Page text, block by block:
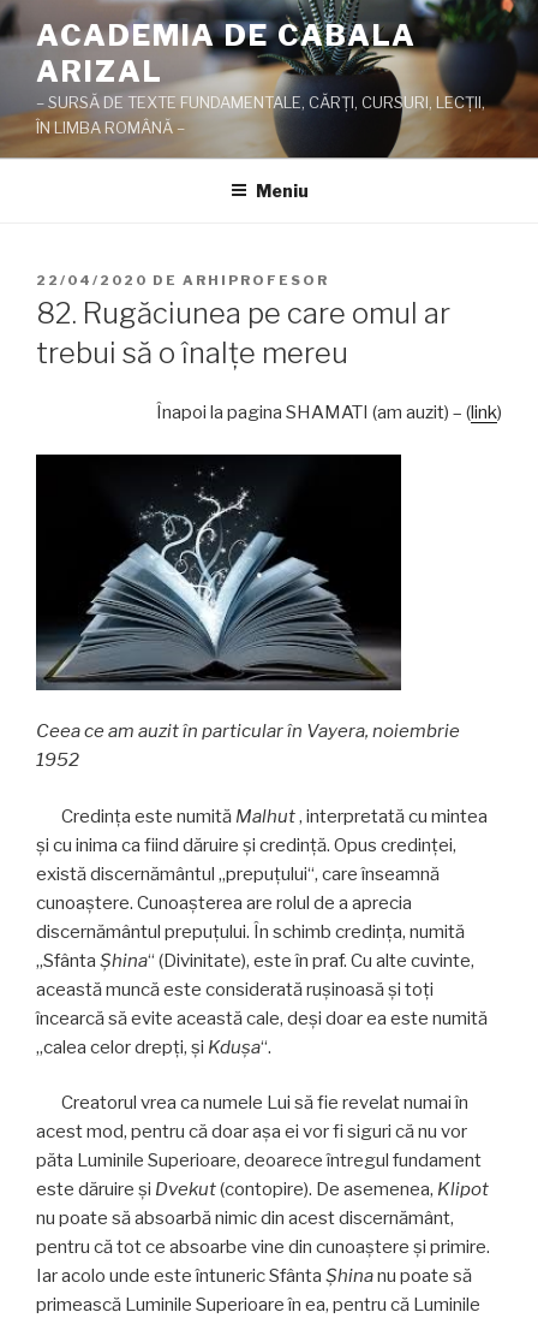
Sari
la
conținut
ACADEMIA DE CABALA
ARIZAL
– SURSĂ DE TEXTE FUNDAMENTALE, CĂRŢI, CURSURI, LECŢII,
ÎN LIMBA ROMÂNĂ –
Meniu
PUBLICAT
PE
22/04/2020 DE ARHIPROFESOR
82. Rugăciunea pe care omul ar
trebui să o înalţe mereu
Înapoi la pagina SHAMATI (am auzit) – (link)
Ceea ce am auzit în particular în Vayera, noiembrie
1952
Credinţa este numită Malhut, interpretată cu mintea
şi cu inima ca fiind dăruire şi credinţă. Opus credinţei,
există discernământul „prepuţului“, care înseamnă
cunoaştere. Cunoaşterea are rolul de a aprecia
discernământul prepuţului. În schimb credinţa, numită
„Sfânta Șhina“ (Divinitate), este în praf. Cu alte cuvinte,
această muncă este considerată ruşinoasă şi toţi
încearcă să evite această cale, deşi doar ea este numită
„calea celor drepţi, şi Kduşa“.
Creatorul vrea ca numele Lui să fie revelat numai în
acest mod, pentru că doar aşa ei vor fi siguri că nu vor
păta Luminile Superioare, deoarece întregul fundament
este dăruire şi Dvekut(contopire). De asemenea, Klipot
nu poate să absoarbă nimic din acest discernământ,
pentru că tot ce absoarbe vine din cunoaştere şi primire.
Iar acolo unde este întuneric Sfânta Șhinanu poate să
primească Luminile Superioare în ea, pentru că Luminile